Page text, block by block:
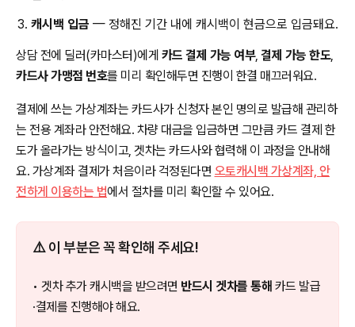
캐시백 입금 — 정해진 기간 내에 캐시백이 현금으로 입금돼요.
상담 전에 딜러(카마스터)에게 카드 결제 가능 여부, 결제 가능 한도,
카드사 가맹점 번호를 미리 확인해두면 진행이 한결 매끄러워요.
결제에 쓰는 가상계좌는 카드사가 신청자 본인 명의로 발급해 관리하
는 전용 계좌라 안전해요. 차량 대금을 입금하면 그만큼 카드 결제 한
도가 올라가는 방식이고, 겟차는 카드사와 협력해 이 과정을 안내해
요. 가상계좌 결제가 처음이라 걱정된다면 오토캐시백 가상계좌, 안
전하게 이용하는 법에서 절차를 미리 확인할 수 있어요.
⚠️ 이 부분은 꼭 확인해 주세요!
• 겟차 추가 캐시백을 받으려면 반드시 겟차를 통해 카드 발급
·결제를 진행해야 해요.